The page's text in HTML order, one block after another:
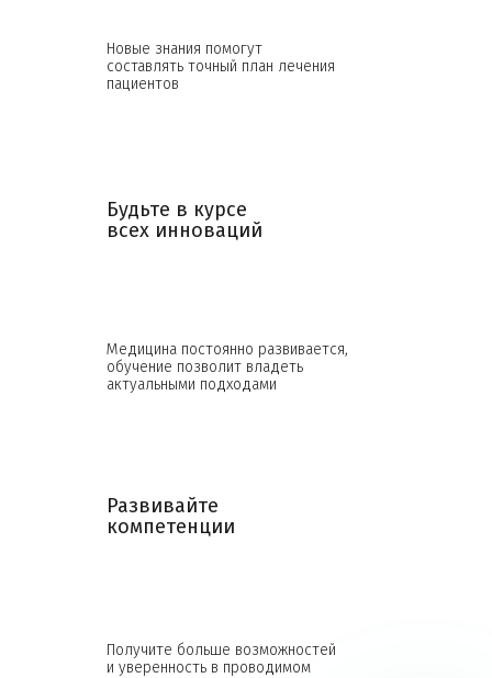
Будьте в курсе
всех инноваций
Медицина постоянно развивается,
обучение позволит владеть
актуальными подходами
Новые знания помогут
составлять точный план лечения
пациентов
Развивайте
компетенции
Получите больше возможностей
и уверенность в проводимом